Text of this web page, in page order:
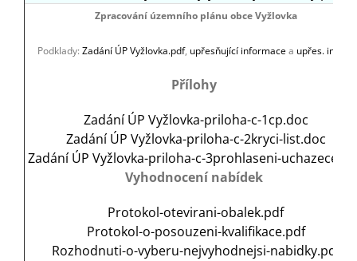
Zpracování územního plánu obce Vyžlovka
Podklady:Zadání ÚP Vyžlovka.pdf, upřesňující informacea upřes. info. 2
Přílohy
Zadání ÚP Vyžlovka-priloha-c-1cp.doc
Zadání ÚP Vyžlovka-priloha-c-2kryci-list.doc
Zadání ÚP Vyžlovka-priloha-c-3prohlaseni-
Vyhodnocení nabídek
Protokol-otevirani-obalek.pdf
Protokol-o-posouzeni-kvalifikace.pdf
Rozhodnuti-o-vyberu-nejvyhodnejsi-nabidky.pdf